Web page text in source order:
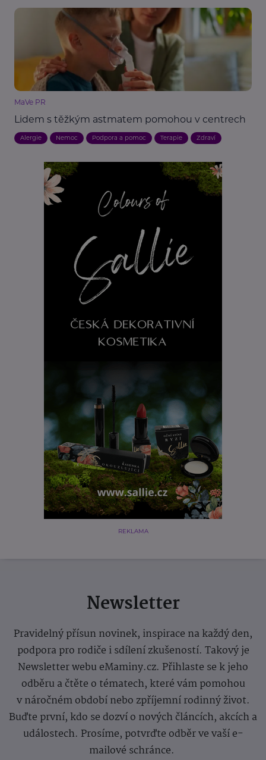
MaVe PR
Lidem s těžkým astmatem pomohou v centrech
Alergie Nemoc Podpora a pomoc Terapie Zdraví
REKLAMA
Newsletter
Pravidelný přísun novinek, inspirace na každý den,
podpora pro rodiče i sdílení zkušeností. Takový je
Newsletter webu eMaminy.cz. Přihlaste se k jeho
odběru a čtěte o tématech, které vám pomohou
v náročném období nebo zpříjemní rodinný život.
Buďte první, kdo se dozví o nových článcích, akcích a
událostech. Prosíme, potvrďte odběr ve vaší e-
mailové schránce.